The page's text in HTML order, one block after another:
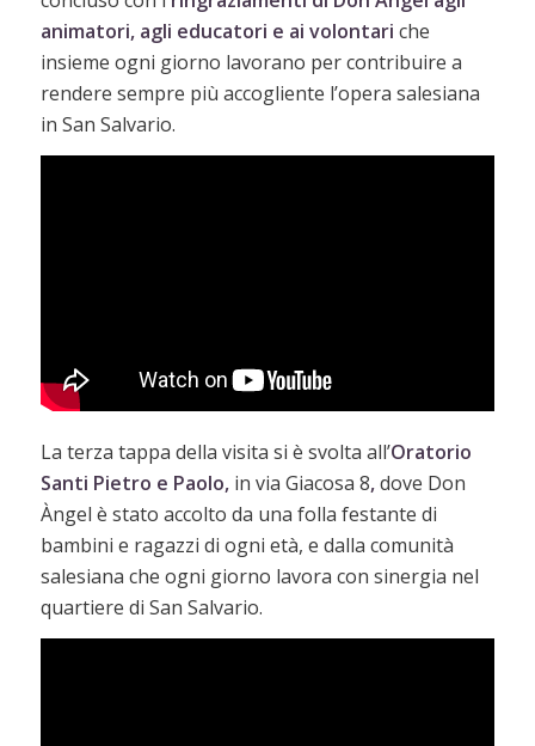
animatori, agli educatori e ai volontari che
insieme ogni giorno lavorano per contribuire a
rendere sempre più accogliente l’opera salesiana
in San Salvario.
La terza tappa della visita si è svolta all’Oratorio
Santi Pietro e Paolo, in via Giacosa 8,dove Don
Àngel è stato accolto da una folla festante di
bambini e ragazzi di ogni età, e dalla comunità
salesiana che ogni giorno lavora con sinergia nel
quartiere di San Salvario.